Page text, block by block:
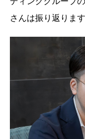
さんは振り返ります